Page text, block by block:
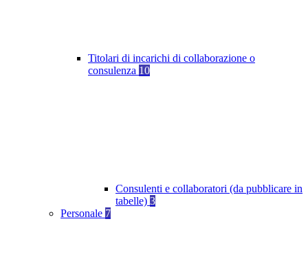
Titolari di incarichi di collaborazione o
consulenza 10
Consulenti e collaboratori (da pubblicare in
tabelle) 3
Personale 7